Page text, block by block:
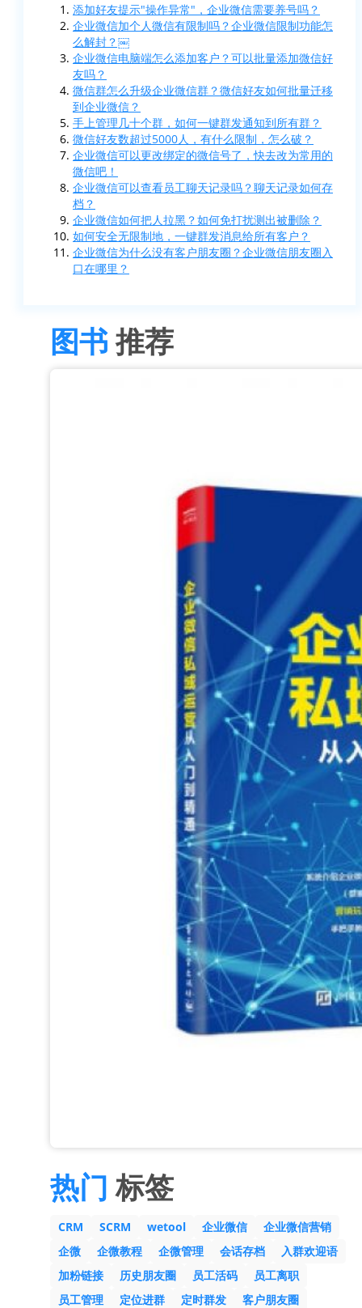
添加好友提示"操作异常"，企业微信需要养号吗？
企业微信加个人微信有限制吗？企业微信限制功能怎
么解封？￼
企业微信电脑端怎么添加客户？可以批量添加微信好
友吗？
微信群怎么升级企业微信群？微信好友如何批量迁移
到企业微信？
手上管理几十个群，如何一键群发通知到所有群？
微信好友数超过5000人，有什么限制，怎么破？
企业微信可以更改绑定的微信号了，快去改为常用的
微信吧！
企业微信可以查看员工聊天记录吗？聊天记录如何存
档？
企业微信如何把人拉黑？如何免打扰测出被删除？
如何安全无限制地，一键群发消息给所有客户？
企业微信为什么没有客户朋友圈？企业微信朋友圈入
口在哪里？
图书推荐
热门 标签
CRM SCRM wetool 企业微信
企业微信营销
企微
企微教程 企微管理 会话存档
入群欢迎语
加粉链接
历史朋友圈 员工活码
员工离职
员工管理
定位进群 定时群发
客户朋友圈